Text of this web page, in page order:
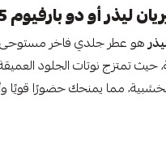
ليذر أو دو بارفيوم 75 مل
هو عطر جلدي فاخر مستوحى
حيث تمتزج نوتات الجلود
مما يمنحك حضورًا قويًا